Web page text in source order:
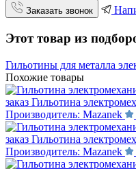
Заказать звонок
Этот товар из
Гильотины для металла
Похожие товары
заказ Гильотина
Производитель: Mazanek
заказ Гильотина
Производитель: Mazanek